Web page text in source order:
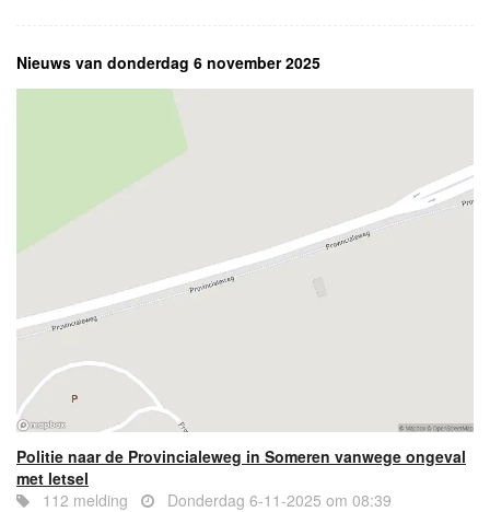
Nieuws van donderdag 6 november 2025
Politie naar de Provincialeweg in Someren vanwege ongeval
met letsel
112 melding
Donderdag 6-11-2025 om 08:39